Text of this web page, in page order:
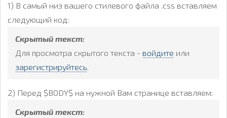
1) В самый низ вашего стилевого файла .css вставляем
следующий код:
Скрытый текст:
Для просмотра скрытого текста - войдите или
зарегистрируйтесь.
2) Перед $BODY$ на нужной Вам странице вставляем:
Скрытый текст: